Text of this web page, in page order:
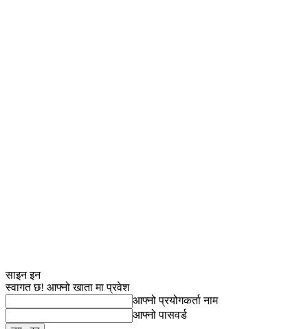
साइन इन
स्वागत छ! आफ्नो खाता मा प्रवेश
आफ्नो प्रयोगकर्ता नाम
आफ्नो पासवर्ड